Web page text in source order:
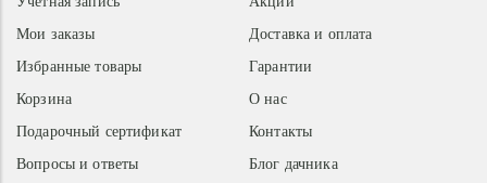
Доставка и оплата
Гарантии
О нас
Контакты
Блог дачника
Мои заказы
Избранные товары
Корзина
Подарочный сертификат
Вопросы и ответы